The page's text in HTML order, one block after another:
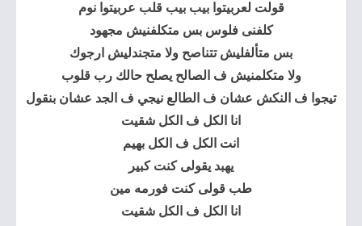
قولت لعربيتوا بيب بيب قلب عربيتوا نوم
كلفنى فلوس بس متكلفنيش مجهود
بس متألفليش تتناصح ولا متجندليش ارجوك
ولا متكلمنيش ف الصالح يصلح حالك رب قلوب
تيجوا ف النكش عشان ف الطالع نيجي ف الجد عشان بنقول
انا الكل ف الكل شقيت
انت الكل ف الكل بهيم
يهبد يقولى كنت كبير
طب قولى كنت فورمه مين
انا الكل ف الكل شقيت